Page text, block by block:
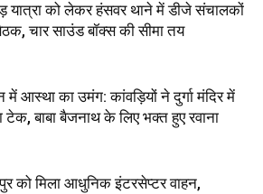
यात्रा को लेकर हंसवर थाने में डीजे संचालकों
चार साउंड बॉक्स की सीमा तय
में आस्था का उमंग: कांवड़ियों ने दुर्गा मंदिर में
टेक, बाबा बैजनाथ के लिए भक्त हुए रवाना
को मिला आधुनिक इंटरसेप्टर वाहन,